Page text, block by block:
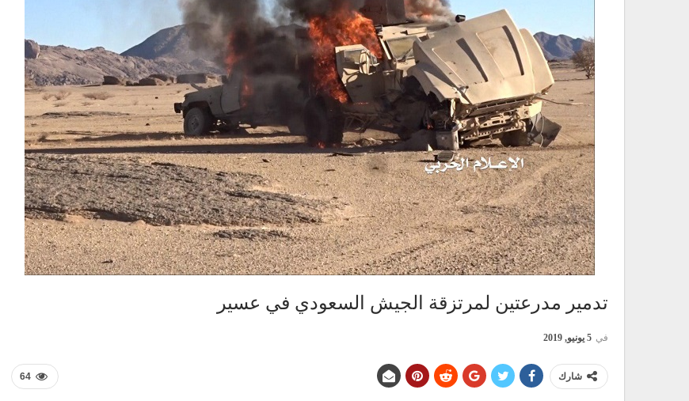
تدمير مدرعتين لمرتزقة الجيش السعودي في عسير
في 5 يونيو, 2019
64 شارك